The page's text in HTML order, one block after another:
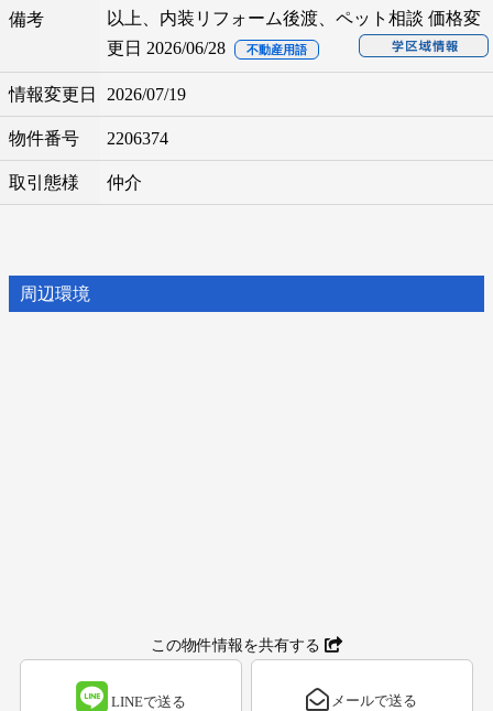
備考
以上、内装リフォーム後渡、ペット相談 価格変
更日 2026/06/28
不動産用語
情報変更日 2026/07/19
物件番号 2206374
取引態様 仲介
周辺環境
この物件情報を共有する
LINEで送る メールで送る